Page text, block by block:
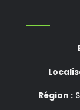
Région :